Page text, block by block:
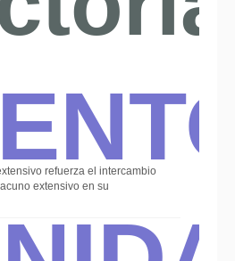
refuerza el intercambio
extensivo en su